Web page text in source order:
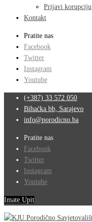
Prijavi korupciju
Kontakt
Pratite nas
Facebook
Twitter
Instagram
Youtube
(+387) 33 572 050
Bihaćka bb, Sarajevo
info@porodicno.ba
Pratite nas
Facebook
Twitter
Instagram
Youtube
Imate Upit